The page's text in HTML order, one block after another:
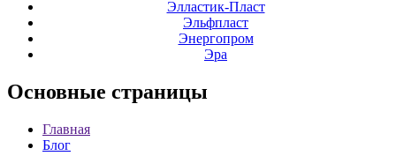
Элластик-Пласт
Эльфпласт
Энергопром
Эра
Основные страницы
Главная
Блог